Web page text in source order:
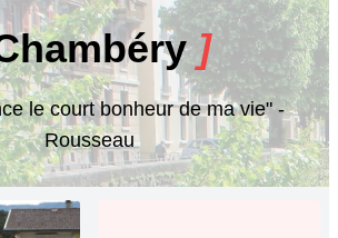
]
le court bonheur de ma vie" -
Rousseau